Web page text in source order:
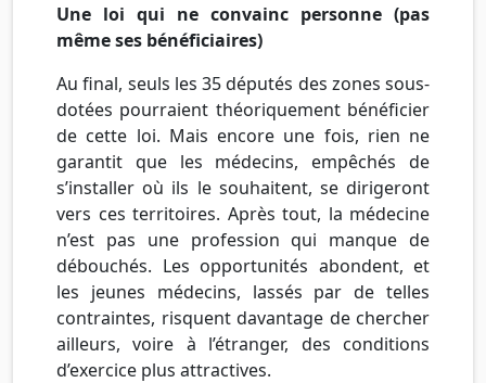
Une loi qui ne convainc personne (pas
même ses bénéficiaires)
Au final, seuls les 35 députés des zones sous-
dotées pourraient théoriquement bénéficier
de cette loi. Mais encore une fois, rien ne
garantit que les médecins, empêchés de
s’installer où ils le souhaitent, se dirigeront
vers ces territoires. Après tout, la médecine
n’est pas une profession qui manque de
débouchés. Les opportunités abondent, et
les jeunes médecins, lassés par de telles
contraintes, risquent davantage de chercher
ailleurs, voire à l’étranger, des conditions
d’exercice plus attractives.